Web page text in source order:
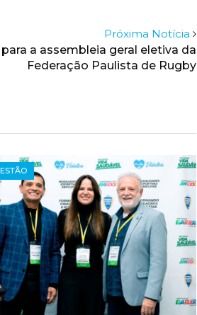
Próxima Notícia
a assembleia geral eletiva da
Federação Paulista de Rugby